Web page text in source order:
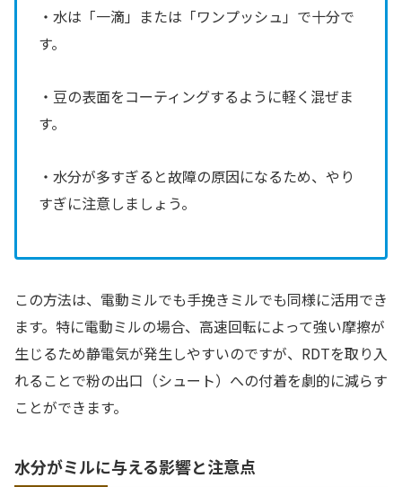
・水は「一滴」または「ワンプッシュ」で十分で
す。
・豆の表面をコーティングするように軽く混ぜま
す。
・水分が多すぎると故障の原因になるため、やり
すぎに注意しましょう。
この方法は、電動ミルでも手挽きミルでも同様に活用でき
ます。特に電動ミルの場合、高速回転によって強い摩擦が
生じるため静電気が発生しやすいのですが、RDTを取り入
れることで粉の出口（シュート）への付着を劇的に減らす
ことができます。
水分がミルに与える影響と注意点